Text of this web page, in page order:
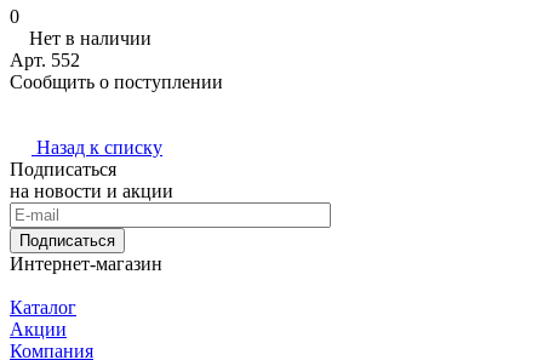
0
Нет в наличии
Арт. 552
Сообщить о поступлении
Назад к списку
Подписаться
на новости и акции
Подписаться
Интернет-магазин
Каталог
Акции
Компания